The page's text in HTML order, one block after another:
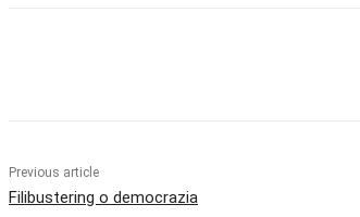
Previous article
Filibustering o democrazia